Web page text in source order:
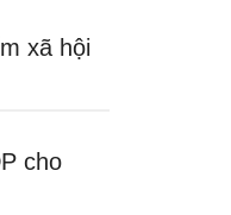
xã hội
cho